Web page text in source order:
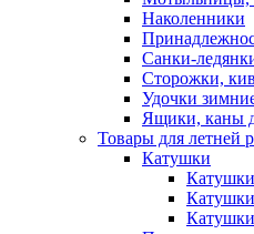
Наколенники
Санки-
Сторожки,
Удочки
Ящики, каны
Товары для летней
Катушки